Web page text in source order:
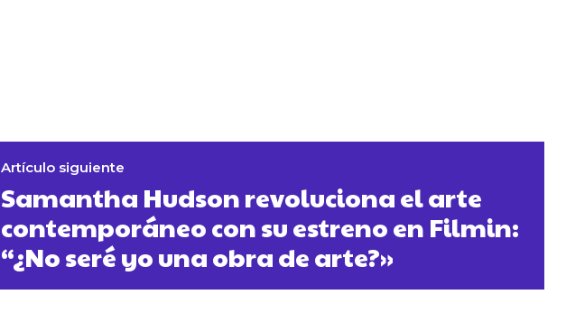
Artículo siguiente
Samantha Hudson revoluciona el arte
contemporáneo con su estreno en Filmin:
“¿No seré yo una obra de arte?»